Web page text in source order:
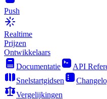
Push
Realtime
Prijzen
Ontwikkelaars
Documentatie
API
Snelstartgidsen
Vergelijkingen